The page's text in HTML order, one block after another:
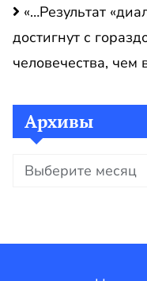
«…Результат
достигнут с
человечества, чем
Архивы
Архивы